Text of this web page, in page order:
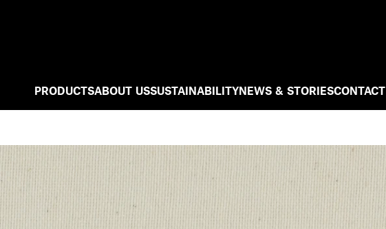
PRODUCTSABOUT USSUSTAINABILITYNEWS & STORIESCONTACT